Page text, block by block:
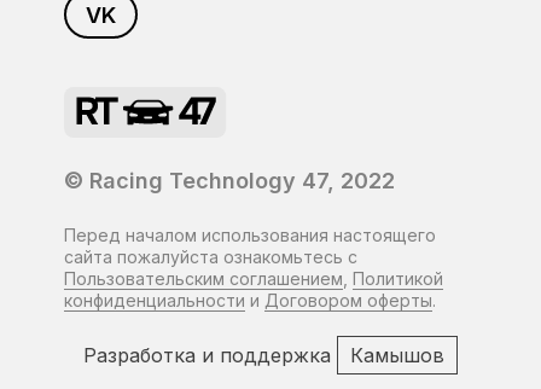
Infiniti
Isuzu
JAC
Jaguar
Jeep
VK
© Racing Technology 47, 2022
Перед началом использования настоящего
сайта пожалуйста ознакомьтесь с
Пользовательским соглашением Политикой
конфиденциальности и Договором оферты.
Разработка и поддержка Камышов